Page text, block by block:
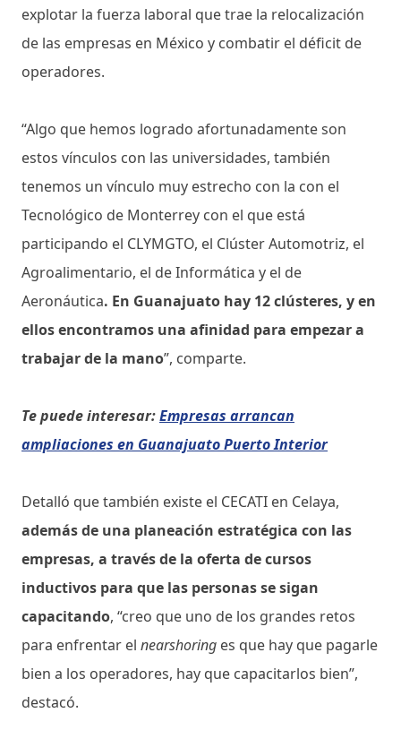
explotar la fuerza laboral que trae la relocalización
de las empresas en México y combatir el déficit de
operadores.
“Algo que hemos logrado afortunadamente son
estos vínculos con las universidades, también
tenemos un vínculo muy estrecho con la con el
Tecnológico de Monterrey con el que está
participando el CLYMGTO, el Clúster Automotriz, el
Agroalimentario, el de Informática y el de
Aeronáutica. En Guanajuato hay 12 clústeres, y en
ellos encontramos una afinidad para empezar a
trabajar de la mano”, comparte.
Te puede interesar:Empresas arrancan
ampliaciones en Guanajuato Puerto Interior
Detalló que también existe el CECATI en Celaya,
además de una planeación estratégica con las
empresas, a través de la oferta de cursos
inductivos para que las personas se sigan
capacitando, “creo que uno de los grandes retos
para enfrentar el nearshoring es que hay que pagarle
bien a los operadores, hay que capacitarlos bien”,
destacó.